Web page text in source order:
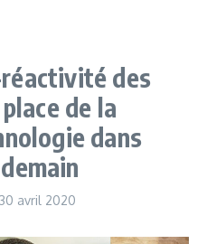
des
de la
dans
avril 2020